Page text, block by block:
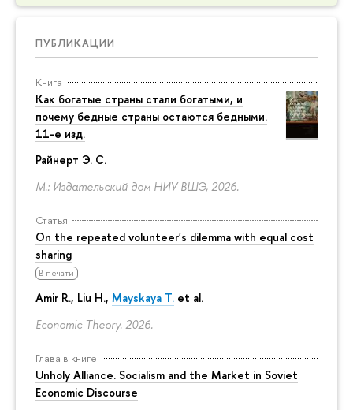
ПУБЛИКАЦИИ
Книга
Как богатые страны стали богатыми, и
почему бедные страны остаются бедными.
11-е изд.
Райнерт Э. С.
М.: Издательский дом НИУ ВШЭ, 2026.
Статья
On the repeated volunteer's dilemma with equal cost
sharing
В печати
Amir R., Liu H., Mayskaya T. et al.
Economic Theory. 2026.
Глава в книге
Unholy Alliance. Socialism and the Market in Soviet
Economic Discourse